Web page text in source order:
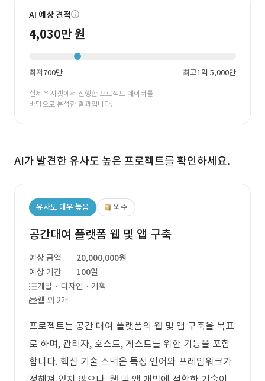
AI 예상 견적
4,030만 원
최저700만 최고1억 5,000만
실제 위시켓에서 진행한 프로젝트 데이터를
바탕으로 분석한 결과입니다.
AI가 발견한 유사도 높은 프로젝트를 확인하세요.
유사도 매우 높음 외주
공간대여 플랫폼 웹 및 앱 구축
예상 금액
20,000,000원
예상 기간
100일
개발 · 디자인 · 기획
웹 외 2개
프로젝트는 공간 대여 플랫폼의 웹 및 앱 구축을 목표
로 하며, 관리자, 호스트, 게스트를 위한 기능을 포함
합니다. 핵심 기술 스택은 특정 언어와 프레임워크가